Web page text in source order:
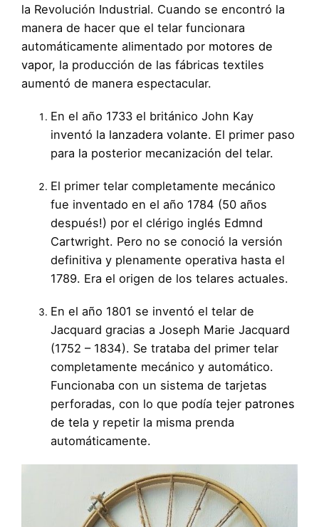
la Revolución Industrial. Cuando se encontró la
manera de hacer que el telar funcionara
automáticamente alimentado por motores de
vapor, la producción de las fábricas textiles
aumentó de manera espectacular.
En el año 1733 el británico John Kay
inventó la lanzadera volante. El primer paso
para la posterior mecanización del telar.
El primer telar completamente mecánico
fue inventado en el año 1784 (50 años
después!) por el clérigo inglés Edmnd
Cartwright. Pero no se conoció la versión
definitiva y plenamente operativa hasta el
1789. Era el origen de los telares actuales.
En el año 1801 se inventó el telar de
Jacquard gracias a Joseph Marie Jacquard
(1752 – 1834). Se trataba del primer telar
completamente mecánico y automático.
Funcionaba con un sistema de tarjetas
perforadas, con lo que podía tejer patrones
de tela y repetir la misma prenda
automáticamente.